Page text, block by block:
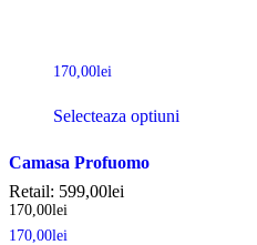
170,00lei
Selecteaza optiuni
Camasa Profuomo
Retail: 599,00lei
170,00lei
170,00lei